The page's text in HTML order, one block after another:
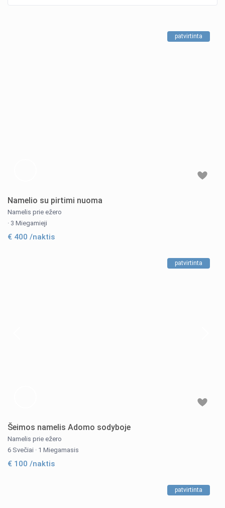
patvirtinta
Namelio su pirtimi nuoma
Namelis prie ežero
· 3 Miegamieji
€ 400 /naktis
patvirtinta
Šeimos namelis Adomo sodyboje
Namelis prie ežero
6 Svečiai · 1 Miegamasis
€ 100 /naktis
patvirtinta